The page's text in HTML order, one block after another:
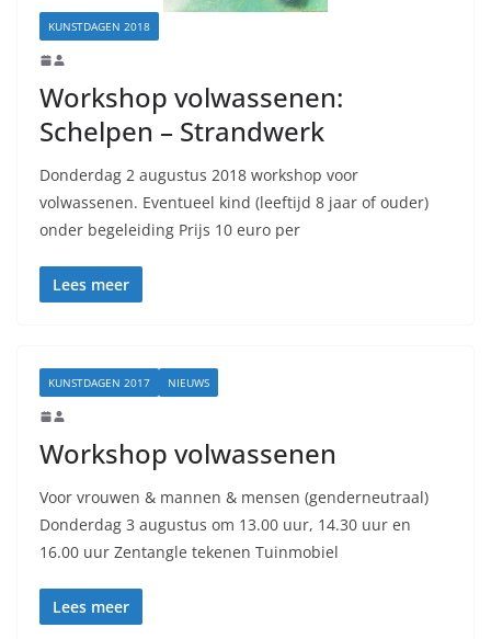
KUNSTDAGEN 2018
Workshop volwassenen:
Schelpen – Strandwerk
Donderdag 2 augustus 2018 workshop voor
volwassenen. Eventueel kind (leeftijd 8 jaar of ouder)
onder begeleiding Prijs 10 euro per
Lees meer
KUNSTDAGEN 2017 NIEUWS
Workshop volwassenen
Voor vrouwen & mannen & mensen (genderneutraal)
Donderdag 3 augustus om 13.00 uur, 14.30 uur en
16.00 uur Zentangle tekenen Tuinmobiel
Lees meer